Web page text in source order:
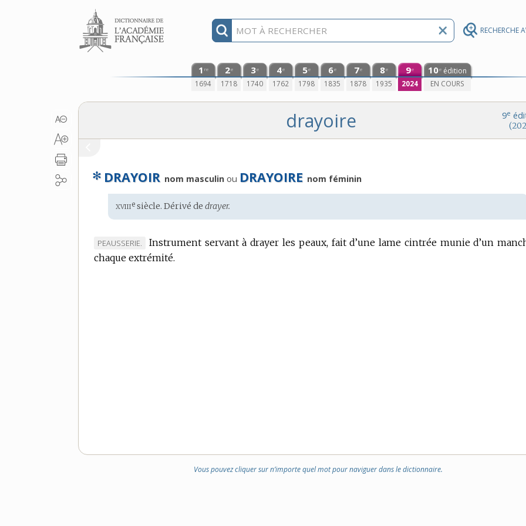
RECHERCHE
Aller au contenu
1 re
1694
2e
1718
3e
1740
4e
1762
5e
1798
6e
1835
7e
1878
8e
1935
9e
2024
10e édition
EN COURS
9e
drayoire
✻ DRAYOIR nom masculin ou DRAYOIRE nom féminin
Étymologie
:
xviiie siècle. Dérivé dedrayer.
MARQUE
DE
PEAUSSERIE.
Instrument servant à drayer les peaux, fait d’une lame cintrée munie d’un
chaque extrémité.
Vous pouvez cliquer sur n’importe quel mot pour naviguer dans le dictionnaire.